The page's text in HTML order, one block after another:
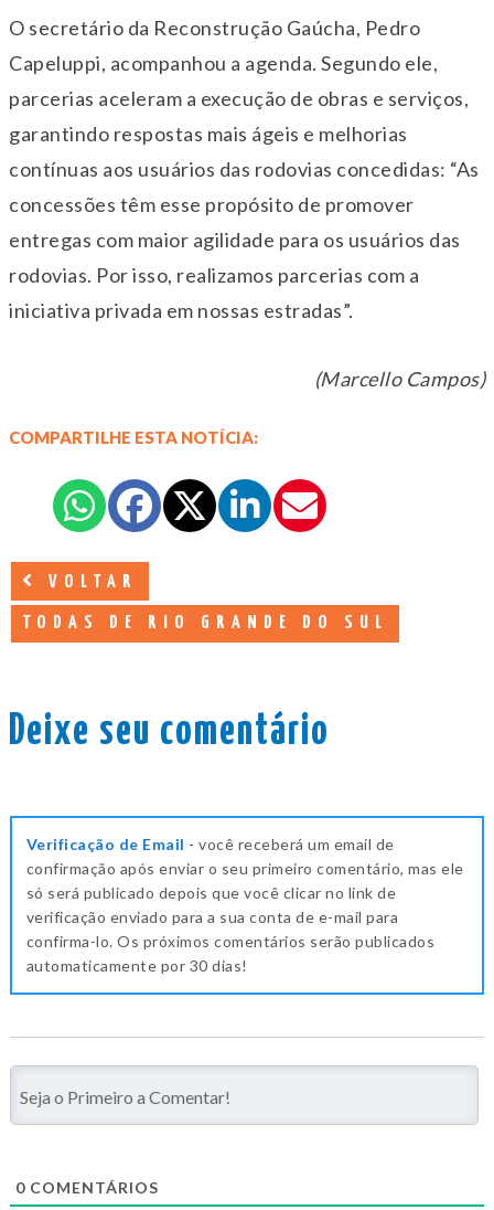
O secretário da Reconstrução Gaúcha, Pedro
Capeluppi, acompanhou a agenda. Segundo ele,
parcerias aceleram a execução de obras e serviços,
garantindo respostas mais ágeis e melhorias
contínuas aos usuários das rodovias concedidas: “As
concessões têm esse propósito de promover
entregas com maior agilidade para os usuários das
rodovias. Por isso, realizamos parcerias com a
iniciativa privada em nossas estradas”.
(Marcello Campos)
COMPARTILHE ESTA NOTÍCIA:
VOLTAR
TODAS DE RIO GRANDE DO SUL
Deixe seu comentário
Verificação de Email - você receberá um email de
confirmação após enviar o seu primeiro comentário, mas ele
só será publicado depois que você clicar no link de
verificação enviado para a sua conta de e-mail para
confirma-lo. Os próximos comentários serão publicados
automaticamente por 30 dias!
0 COMENTÁRIOS